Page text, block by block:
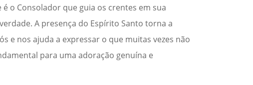
o Consolador que guia os crentes em sua
A presença do Espírito Santo torna a
e nos ajuda a expressar o que muitas vezes não
para uma adoração genuína e